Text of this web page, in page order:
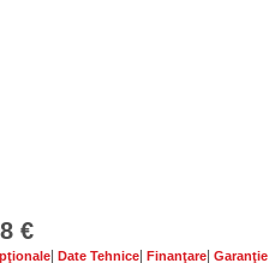
€
| Date Tehnice| Finanţare| Garanţie